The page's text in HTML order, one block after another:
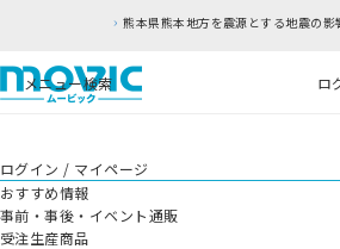
熊本県熊本地方を震源とする地震の影
メニュー検索 ロ
ログイン / マイページ
おすすめ情報
事前・事後・イベント通販
受注生産商品